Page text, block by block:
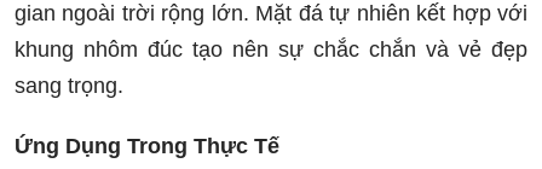
gian ngoài trời rộng lớn. Mặt đá tự nhiên kết hợp với
khung nhôm đúc tạo nên sự chắc chắn và vẻ đẹp
sang trọng.
Ứng Dụng Trong Thực Tế